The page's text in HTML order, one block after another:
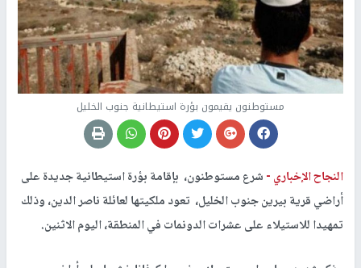
مستوطنون يقيمون بؤرة استيطانية جنوب الخليل
النجاح الإخباري -شرع مستوطنون، بإقامة بؤرة استيطانية جديدة على
أراضي قرية بيرين جنوب الخليل، تعود ملكيتها لعائلة ناصر الدين، وذلك
تمهيدا للاستيلاء على عشرات الدونمات في المنطقة، اليوم الاثنين.